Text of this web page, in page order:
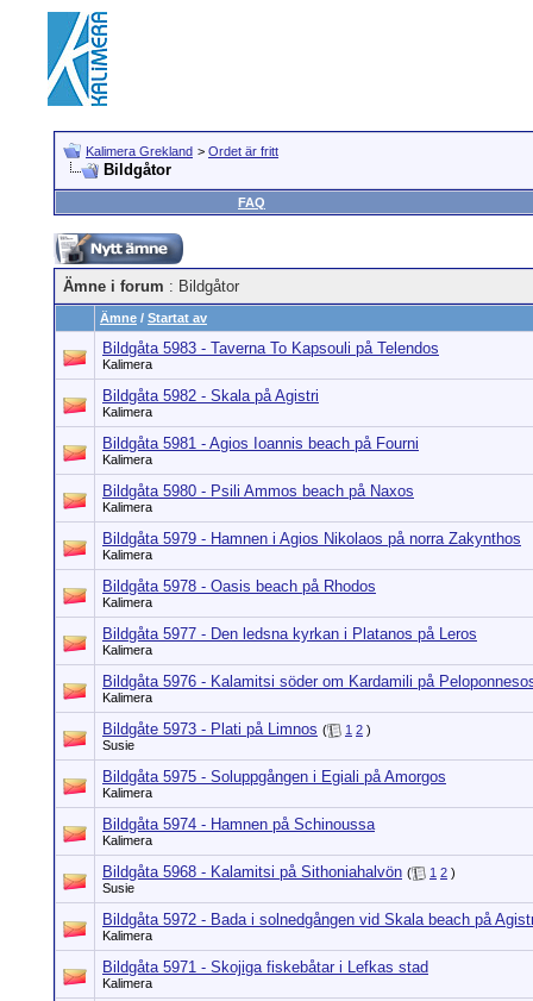
Kalimera Grekland > Ordet är fritt
Bildgåtor
FAQ
Ämne i forum : Bildgåtor
Ämne / Startat av
Bildgåta 5983 - Taverna To Kapsouli på Telendos
Kalimera
Bildgåta 5982 - Skala på Agistri
Kalimera
Bildgåta 5981 - Agios Ioannis beach på Fourni
Kalimera
Bildgåta 5980 - Psili Ammos beach på Naxos
Kalimera
Bildgåta 5979 - Hamnen i Agios Nikolaos på norra Zakynthos
Kalimera
Bildgåta 5978 - Oasis beach på Rhodos
Kalimera
Bildgåta 5977 - Den ledsna kyrkan i Platanos på Leros
Kalimera
Bildgåta 5976 - Kalamitsi söder om Kardamili på
Kalimera
Bildgåte 5973 - Plati på Limnos ( 1 2 )
Susie
Bildgåta 5975 - Soluppgången i Egiali på Amorgos
Kalimera
Bildgåta 5974 - Hamnen på Schinoussa
Kalimera
Bildgåta 5968 - Kalamitsi på Sithoniahalvön ( 1 2 )
Susie
Bildgåta 5972 - Bada i solnedgången vid Skala beach på
Kalimera
Bildgåta 5971 - Skojiga fiskebåtar i Lefkas stad
Kalimera